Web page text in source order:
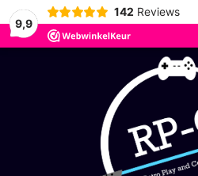
9,9
142 Reviews